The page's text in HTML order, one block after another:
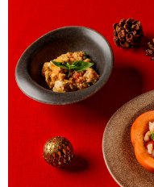
是否繳費成功／繳費後需取消
客戶支援中心」https://
【注意事項】
１．透過由恩沛科技股份有限
易，需依本服務之必要範圍內
權轉讓予恩沛科技股份有限公
２．關於個人資料處理事宜，
https://aftee.tw/terms/#terms3
３．未成年的使用者請事先徵
「AFTEE先享後付」，若未經
任。